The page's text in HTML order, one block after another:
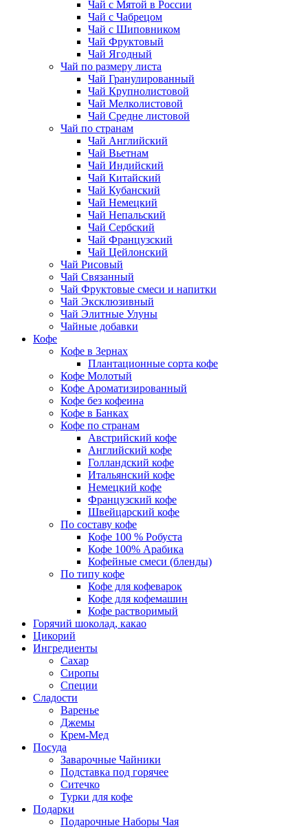
Чай с Мятой в России
Чай с Чабрецом
Чай с Шиповником
Чай Фруктовый
Чай Ягодный
Чай по размеру листа
Чай Гранулированный
Чай Крупнолистовой
Чай Мелколистовой
Чай Средне листовой
Чай по странам
Чай Английский
Чай Вьетнам
Чай Индийский
Чай Китайский
Чай Кубанский
Чай Немецкий
Чай Непальский
Чай Сербский
Чай Французский
Чай Цейлонский
Чай Рисовый
Чай Связанный
Чай Фруктовые смеси и напитки
Чай Эксклюзивный
Чай Элитные Улуны
Чайные добавки
Кофе
Кофе в Зернах
Плантационные сорта кофе
Кофе Молотый
Кофе Ароматизированный
Кофе без кофеина
Кофе в Банках
Кофе по странам
Австрийский кофе
Английский кофе
Голландский кофе
Итальянский кофе
Немецкий кофе
Французский кофе
Швейцарский кофе
По составу кофе
Кофе 100 % Робуста
Кофе 100% Арабика
Кофейные смеси (бленды)
По типу кофе
Кофе для кофеварок
Кофе для кофемашин
Кофе растворимый
Горячий шоколад, какао
Цикорий
Ингредиенты
Сахар
Сиропы
Специи
Сладости
Варенье
Джемы
Крем-Мед
Посуда
Заварочные Чайники
Подставка под горячее
Ситечко
Турки для кофе
Подарки
Подарочные Наборы Чая